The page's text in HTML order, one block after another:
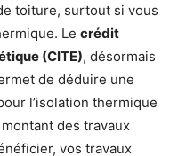
toiture, surtout si vous
Le crédit
(CITE), désormais
de déduire une
l’isolation thermique
des travaux
vos travaux